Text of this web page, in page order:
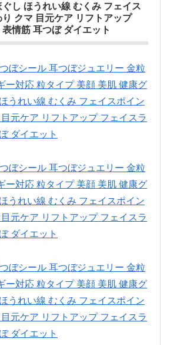
し ほうれい線 むくみ フェイス
クマ 目元ケア リフトアップ
情筋 耳つぼ ダイエット